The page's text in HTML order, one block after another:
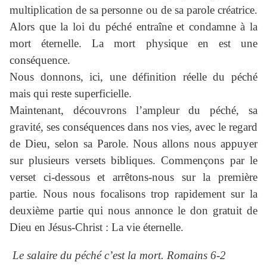
multiplication de sa personne ou de sa parole créatrice.
Alors que la loi du péché entraîne et condamne à la
mort éternelle. La mort physique en est une
conséquence.
Nous donnons, ici, une définition réelle du péché
mais qui reste superficielle.
Maintenant, découvrons l’ampleur du péché, sa
gravité, ses conséquences dans nos vies, avec le regard
de Dieu, selon sa Parole. Nous allons nous appuyer
sur plusieurs versets bibliques. Commençons par le
verset ci-dessous et arrêtons-nous sur la première
partie. Nous nous focalisons trop rapidement sur la
deuxième partie qui nous annonce le don gratuit de
Dieu en Jésus-Christ : La vie éternelle.
Le salaire du péché c’est la mort. Romains 6-2